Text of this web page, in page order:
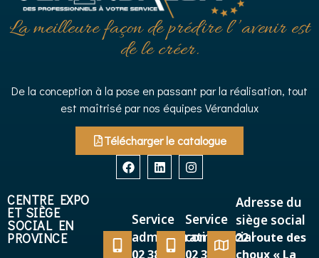
La meilleure façon de prédire l’’avenir est
de le créer.
De la conception à la pose en passant par la réalisation, tout
est maîtrisé par nos équipes Vérandalux
Télécharger le catalogue
CENTRE EXPO
ET SIÈGE
SOCIAL EN
PROVINCE
Service
administratif
02 38 38
Service
commercial
02 38 38
Adresse du
siège social
22 route des
choux « La